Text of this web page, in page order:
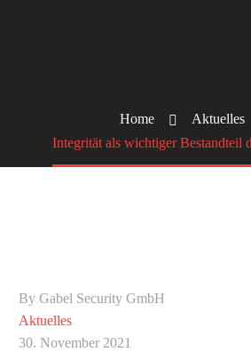
Home
Aktuelles
Integrität als wichtiger Bestandteil
By Gabel Security GmbH
Aktuelles
30. November 2021